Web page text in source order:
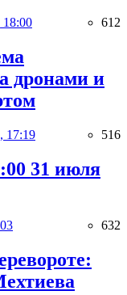
18:00 612
дронами и
17:19 516
31 июля
632